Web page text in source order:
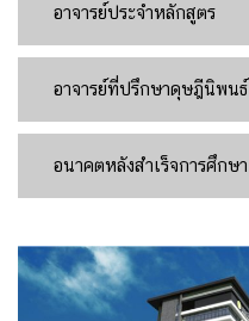
อาจารย์ประจำหลักสูตร
อาจารย์ที่ปรึกษาดุษฎีนิพนธ์
อนาคตหลังสำเร็จการศึกษา